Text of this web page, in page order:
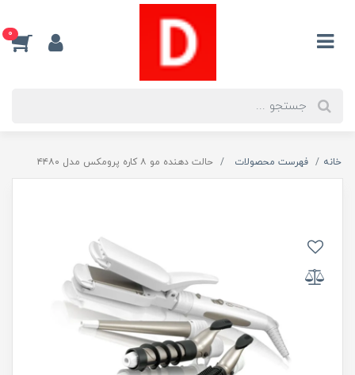
0
خانه فهرست محصولات حالت دهنده مو ۸ کاره پرومکس مدل ۴۴۸۰